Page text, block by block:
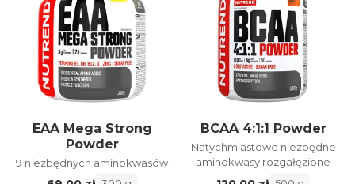
EAA Mega Strong
Powder
9 niezbędnych aminokwasów
BCAA 4:1:1 Powder
Natychmiastowe niezbędne
aminokwasy rozgałęzione